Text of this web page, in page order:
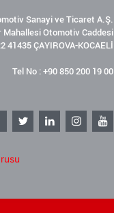
Sanayi ve Ticaret A.Ş.
Mahallesi Otomotiv Caddesi
41435 ÇAYIROVA-KOCAELİ
Tel No : +90 850 200 19 00